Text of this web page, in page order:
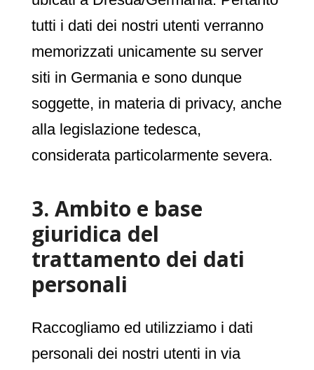
tutti i dati dei nostri utenti verranno
memorizzati unicamente su server
siti in Germania e sono dunque
soggette, in materia di privacy, anche
alla legislazione tedesca,
considerata particolarmente severa.
3. Ambito e base
giuridica del
trattamento dei dati
personali
Raccogliamo ed utilizziamo i dati
personali dei nostri utenti in via